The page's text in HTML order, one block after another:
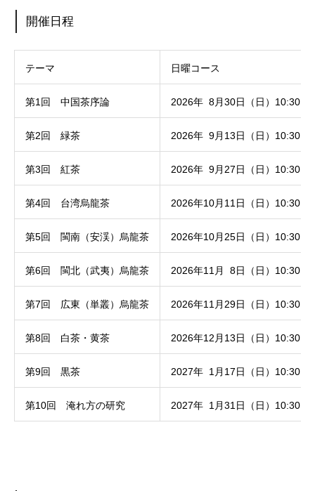
開催日程
テーマ 日曜コース
第1回 中国茶序論 2026年 8月30日（日）10:30～
第2回 緑茶 2026年 9月13日（日）10:30～
第3回 紅茶 2026年 9月27日（日）10:30～
第4回 台湾烏龍茶 2026年10月11日（日）10:30～
第5回 閩南（安渓）烏龍茶 2026年10月25日（日）10:30～
第6回 閩北（武夷）烏龍茶 2026年11月 8日（日）10:30～
第7回 広東（単叢）烏龍茶 2026年11月29日（日）10:30～
第8回 白茶・黄茶 2026年12月13日（日）10:30～
第9回 黒茶 2027年 1月17日（日）10:30～
第10回 淹れ方の研究 2027年 1月31日（日）10:30～